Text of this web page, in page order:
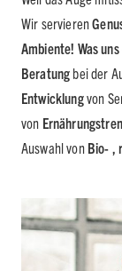
Wir servieren
Ambiente! Was
Beratung bei der
Entwicklungvon
von
Auswahl von Bio- ,